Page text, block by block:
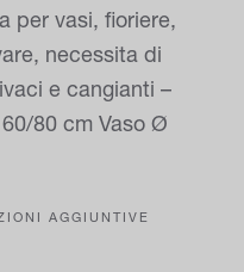
per vasi, fioriere,
necessita di
e cangianti –
80 cm Vaso Ø
AGGIUNTIVE